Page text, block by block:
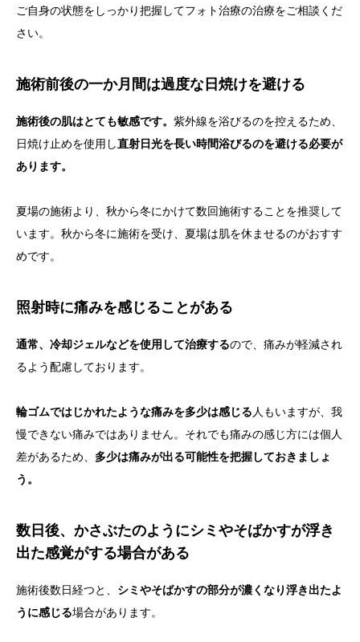
ご自身の状態をしっかり把握してフォト治療の治療をご相談くだ
さい。
施術前後の一か月間は過度な日焼けを避ける
施術後の肌はとても敏感です。 紫外線を浴びるのを控えるため、
日焼け止めを使用し直射日光を長い時間浴びるのを避ける必要が
あります。
夏場の施術より、秋から冬にかけて数回施術することを推奨して
います。秋から冬に施術を受け、夏場は肌を休ませるのがおすす
めです。
照射時に痛みを感じることがある
通常、冷却ジェルなどを使用して治療するので、痛みが軽減され
るよう配慮しております。
輪ゴムではじかれたような痛みを多少は感じる 人もいますが、我
慢できない痛みではありません。それでも痛みの感じ方には個人
差があるため、 多少は痛みが出る可能性を把握しておきましょ
う。
数日後、かさぶたのようにシミやそばかすが浮き
出た感覚がする場合がある
施術後数日経つと、 シミやそばかすの部分が濃くなり浮き出たよ
うに感じる場合があります。